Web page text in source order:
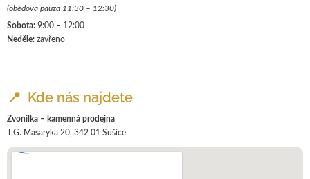
(obědová pauza 11:30 – 12:30)
Sobota: 9:00 – 12:00
Neděle: zavřeno
📍 Kde nás najdete
Zvonilka – kamenná prodejna
T.G. Masaryka 20, 342 01 Sušice